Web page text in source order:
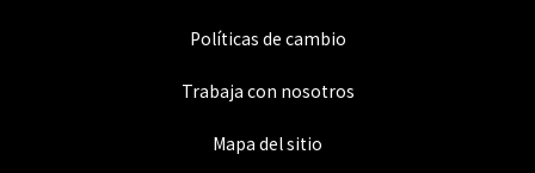
Políticas de cambio
Trabaja con nosotros
Mapa del sitio